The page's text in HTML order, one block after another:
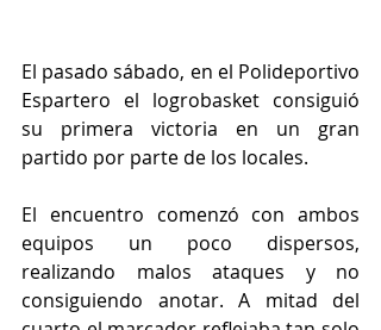
El pasado sábado, en el Polideportivo
Espartero el logrobasket consiguió
su primera victoria en un gran
partido por parte de los locales.
El encuentro comenzó con ambos
equipos un poco dispersos,
realizando malos ataques y no
consiguiendo anotar. A mitad del